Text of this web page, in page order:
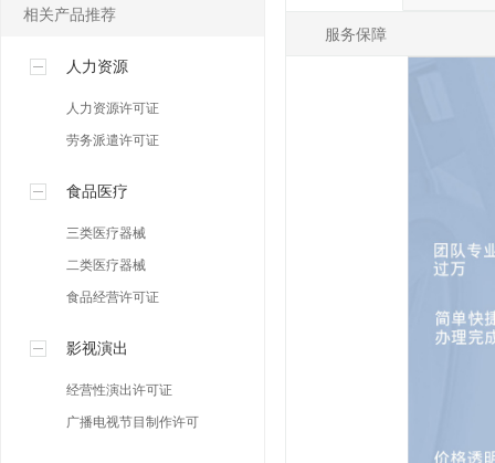
服务保障
相关产品推荐
人力资源
人力资源许可证
劳务派遣许可证
食品医疗
三类医疗器械
二类医疗器械
食品经营许可证
影视演出
经营性演出许可证
广播电视节目制作许可